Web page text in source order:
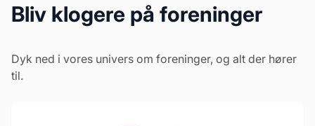
Bliv klogere på foreninger
Dyk ned i vores univers om foreninger, og alt der hører
til.